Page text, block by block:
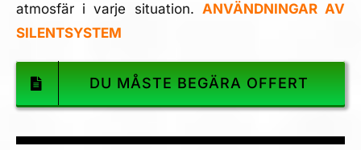
atmosfär i varje situation. ANVÄNDNINGAR AV
SILENTSYSTEM
DU MÅSTE BEGÄRA OFFERT